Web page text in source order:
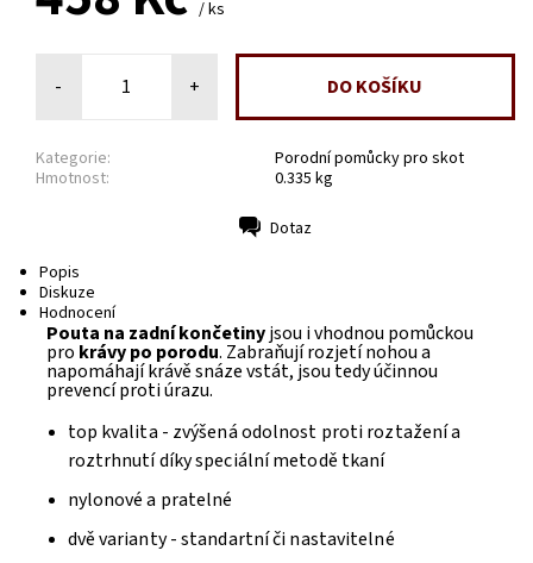
/ ks
- +
Kategorie:
Porodní pomůcky pro skot
Hmotnost:
0.335 kg
Dotaz
Popis
Diskuze
Hodnocení
Pouta na zadní končetinyjsou i vhodnou pomůckou
pro krávypo porodu. Zabraňují rozjetí nohou a
napomáhají krávě snáze vstát, jsou tedy účinnou
prevencí proti úrazu.
top kvalita - zvýšená odolnost proti roztažení a
roztrhnutí díky speciální metodě tkaní
nylonové a pratelné
dvě varianty - standartní či nastavitelné